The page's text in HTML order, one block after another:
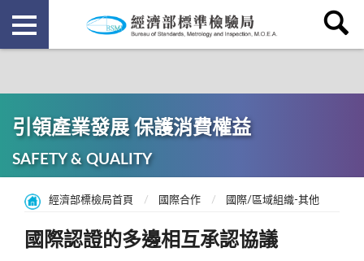
引領產業發展 保護消費權益
SAFETY & QUALITY
經濟部標檢局首頁 國際合作 國際/區域組織-其他
國際認證的多邊相互承認協議